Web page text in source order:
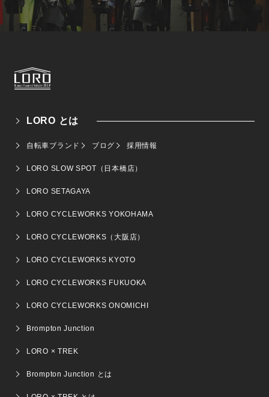
LORO とは
自転車ブランド ブログ 採用情報
LORO SLOW SPOT（日本橋店）
LORO SETAGAYA
LORO CYCLEWORKS YOKOHAMA
LORO CYCLEWORKS（大阪店）
LORO CYCLEWORKS KYOTO
LORO CYCLEWORKS FUKUOKA
LORO CYCLEWORKS ONOMICHI
Brompton Junction
LORO × TREK
Brompton Junction とは